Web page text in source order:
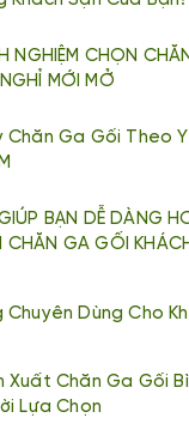
NGHIỆM CHỌN
MỚI MỞ
Chăn Ga Gối Theo
BẠN DỄ DÀNG
CHĂN GA GỐI
Chuyên Dùng Cho
Xuất Chăn Ga Gối
Lựa Chọn